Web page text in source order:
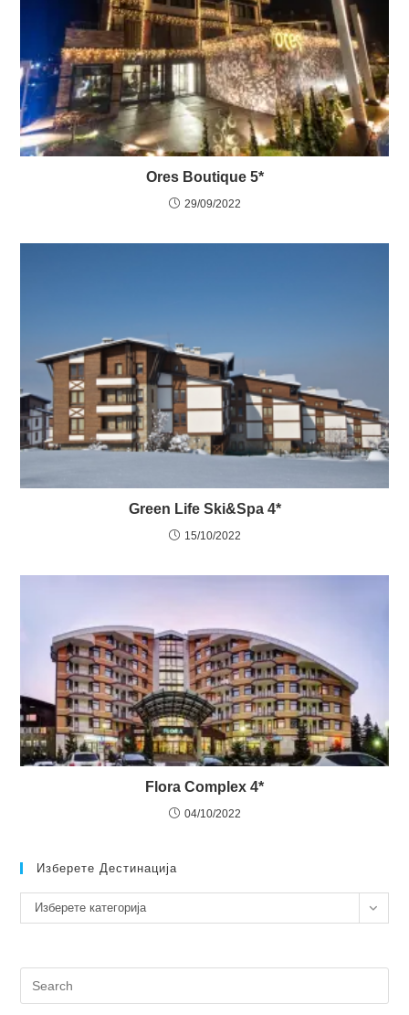
Ores Boutique 5*
29/09/2022
Green Life Ski&Spa 4*
15/10/2022
Flora Complex 4*
04/10/2022
Изберете Дестинација
Изберете
дестинација
Изберете категорија